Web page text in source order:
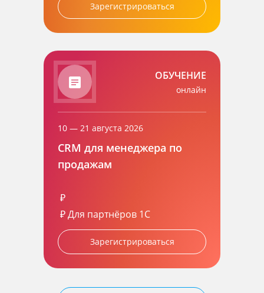
Зарегистрироваться
ОБУЧЕНИЕ
онлайн
10 — 21 августа 2026
CRM для менеджера по
продажам
₽
₽Для партнёров 1С
Зарегистрироваться